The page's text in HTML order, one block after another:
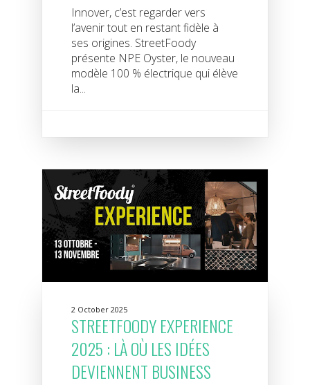
Innover, c’est regarder vers
l’avenir tout en restant fidèle à
ses origines. StreetFoody
présente NPE Oyster, le nouveau
modèle 100 % électrique qui élève
la...
2 October 2025
STREETFOODY EXPERIENCE
2025 : LÀ OÙ LES IDÉES
DEVIENNENT BUSINESS